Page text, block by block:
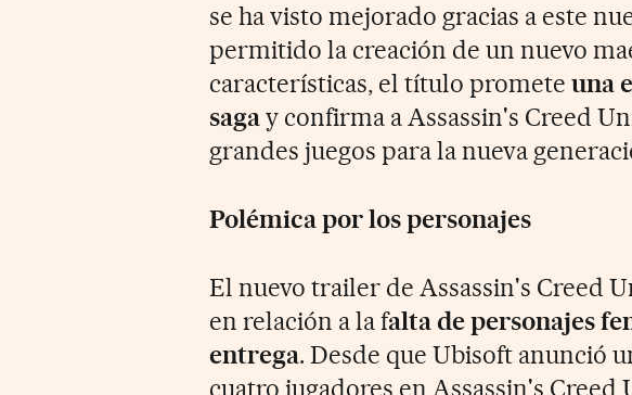
se ha visto mejorado gracias a este
permitido la creación de un nuevo
características, el título promete una
sagay confirma a Assassin's Creed
grandes juegos para la nueva
Polémica por los personajes
El nuevo trailer de Assassin's Creed
en relación a la falta de personajes
entrega. Desde que Ubisoft anunció
cuatro jugadores en Assassin's Creed